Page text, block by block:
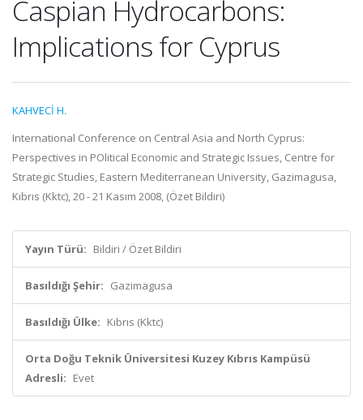
Caspian Hydrocarbons:
Implications for Cyprus
KAHVECİ H.
International Conference on Central Asia and North Cyprus:
Perspectives in POlitical Economic and Strategic Issues, Centre for
Strategic Studies, Eastern Mediterranean University, Gazimagusa,
Kıbrıs (Kktc), 20 - 21 Kasım 2008, (Özet Bildiri)
Yayın Türü: Bildiri / Özet Bildiri
Basıldığı Şehir: Gazimagusa
Basıldığı Ülke: Kıbrıs (Kktc)
Orta Doğu Teknik Üniversitesi Kuzey Kıbrıs Kampüsü
Adresli: Evet